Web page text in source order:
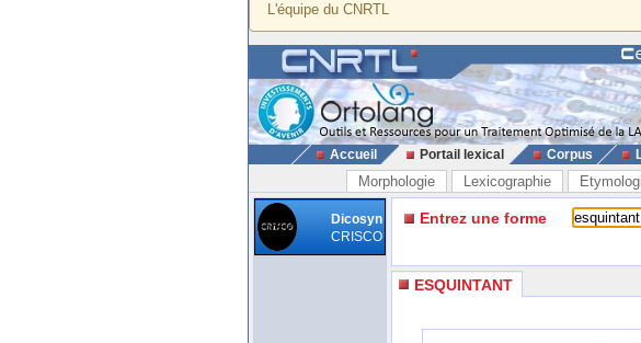
L'équipe du CNRTL
Accueil Portail lexical Corpus
Morphologie Lexicographie
Dicosyn
CRISCO
Entrez une forme
ESQUINTANT